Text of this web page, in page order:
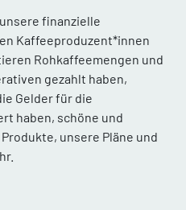
finanzielle
Kaffeeproduzent*innen
Rohkaffeemengen und
gezahlt haben,
Gelder für die
haben, schöne und
unsere Pläne und